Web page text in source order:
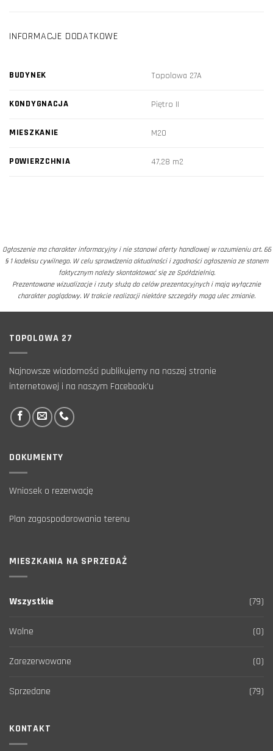
INFORMACJE DODATKOWE
BUDYNEK Topolowa 27A
KONDYGNACJA Piętro II
MIESZKANIE M20
POWIERZCHNIA 47,28 m2
Ogłoszenie ma charakter informacyjny i nie stanowi oferty handlowej w rozumieniu art. 66
§ 1 kodeksu cywilnego. W celu sprawdzenia aktualności i zgodności ogłoszenia ze stanem
faktycznym należy skontaktować się ze Spółdzielnią.
Prezentowane wizualizacje i rzuty służą do celów prezentacyjnych i mają wyłącznie
charakter poglądowy. W trakcie realizacji niektóre szczegóły mogą ulec zmianie.
TOPOLOWA 27
Najnowsze wiadomości publikujemy na naszej stronie
internetowej i na naszym Facebook'u
DOKUMENTY
Wniosek o rezerwację
Plan zagospodarowania terenu
MIESZKANIA NA SPRZEDAŻ
Wszystkie (79)
Wolne (0)
Zarezerwowane (0)
Sprzedane (79)
KONTAKT